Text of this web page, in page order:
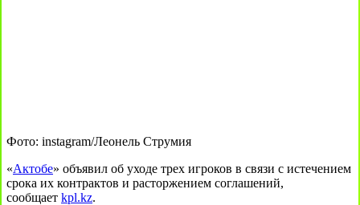
Фото: instagram/Леонель Струмия
«Актобе» объявил об уходе трех игроков в связи с истечением
срока их контрактов и расторжением соглашений,
сообщает kpl.kz.